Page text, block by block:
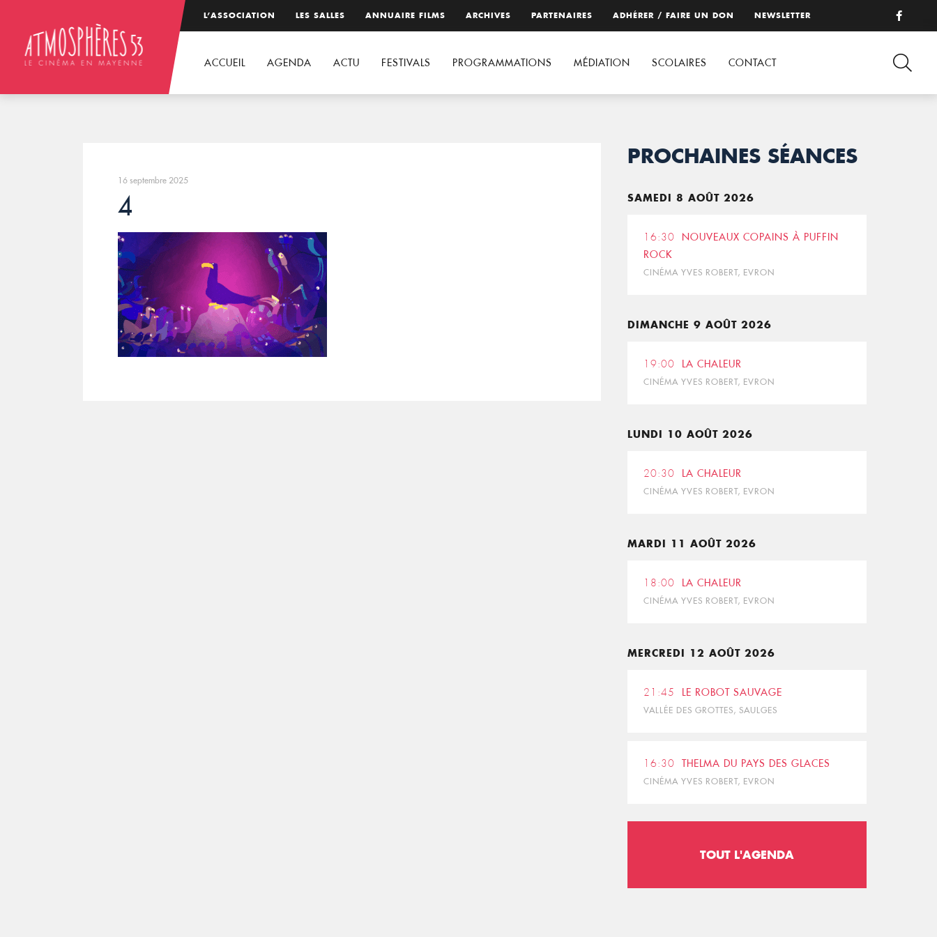
L’ASSOCIATION LES SALLES ANNUAIRE FILMS ARCHIVES PARTENAIRES ADHÉRER / FAIRE UN DON NEWSLETTER
ACCUEIL AGENDA ACTU FESTIVALS PROGRAMMATIONS MÉDIATION SCOLAIRES CONTACT
16 septembre 2025
4
PROCHAINES SÉANCES
SAMEDI 8 AOÛT 2026
16:30
NOUVEAUX COPAINS À PUFFIN
ROCK
CINÉMA YVES ROBERT, EVRON
DIMANCHE 9 AOÛT 2026
19:00 LA CHALEUR
CINÉMA YVES ROBERT, EVRON
LUNDI 10 AOÛT 2026
20:30 LA CHALEUR
CINÉMA YVES ROBERT, EVRON
MARDI 11 AOÛT 2026
18:00 LA CHALEUR
CINÉMA YVES ROBERT, EVRON
MERCREDI 12 AOÛT 2026
21:45 LE ROBOT SAUVAGE
VALLÉE DES GROTTES, SAULGES
16:30 THELMA DU PAYS DES GLACES
CINÉMA YVES ROBERT, EVRON
TOUT L'AGENDA